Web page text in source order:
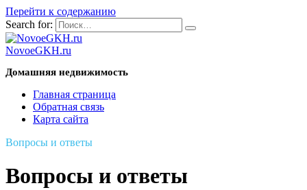
Перейти к содержанию
Search for:
NovoeGKH.ru
Домашняя недвижимость
Главная страница
Обратная связь
Карта сайта
Вопросы и ответы
Вопросы и ответы